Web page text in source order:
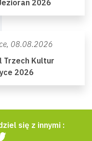
2026
08.08.2026
Trzech Kultur
2026
się z innymi :